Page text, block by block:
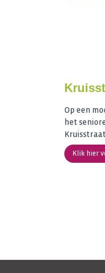
Op een
het
Klik hier